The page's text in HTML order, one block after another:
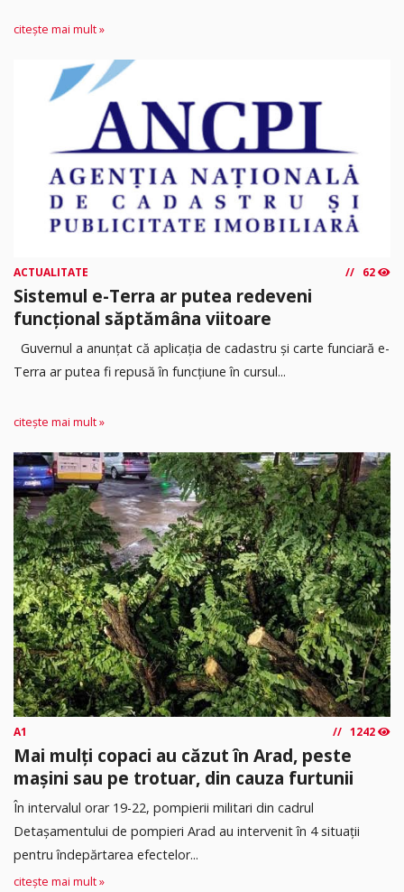
citește mai mult »
ACTUALITATE 62
Sistemul e-Terra ar putea redeveni
funcțional săptămâna viitoare
Guvernul a anunțat că aplicația de cadastru și carte funciară e-
Terra ar putea fi repusă în funcțiune în cursul...
citește mai mult »
A1 1242
Mai mulți copaci au căzut în Arad, peste
mașini sau pe trotuar, din cauza furtunii
În intervalul orar 19-22, pompierii militari din cadrul
Detașamentului de pompieri Arad au intervenit în 4 situații
pentru îndepărtarea efectelor...
citește mai mult »